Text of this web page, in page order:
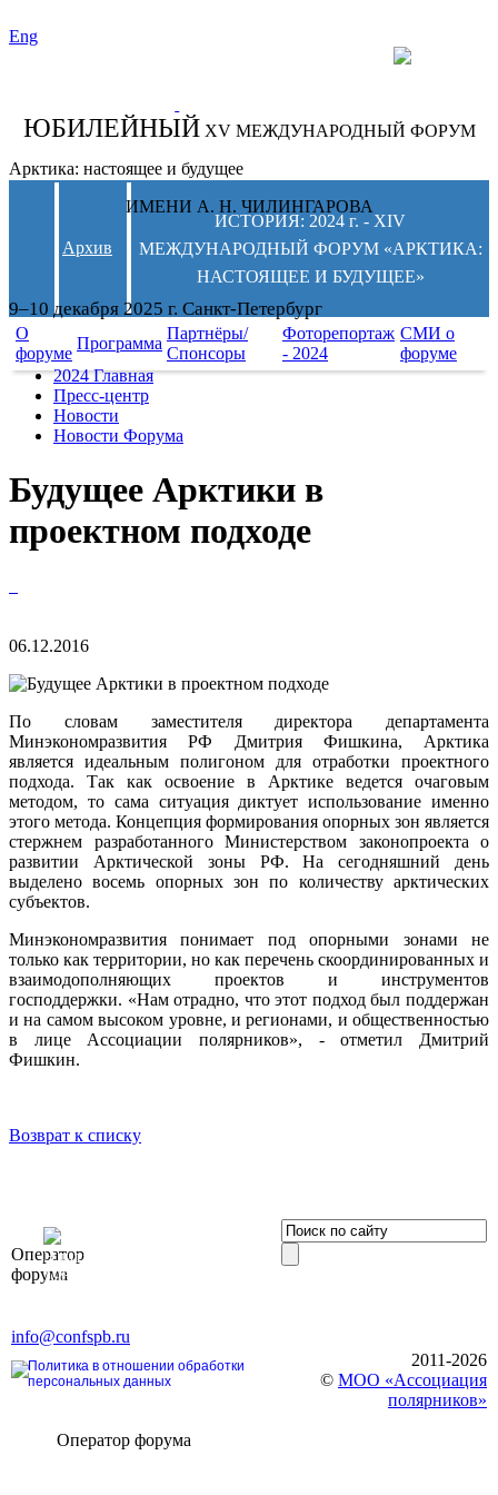
Eng
ЮБИЛЕЙНЫЙ XV МЕЖДУНАРОДНЫЙ ФОРУМ
Арктика: настоящее и будущее
ИМЕНИ А. Н. ЧИЛИНГАРОВА
9–10 декабря 2025 г. Санкт-Петербург
Архив
ИСТОРИЯ: 2024 г. - XIV
МЕЖДУНАРОДНЫЙ ФОРУМ «АРКТИКА:
НАСТОЯЩЕЕ И БУДУЩЕЕ»
О
форуме
Программа
Партнёры/
Спонсоры
Фоторепортаж
- 2024
СМИ о
форуме
2024 Главная
Пресс-центр
Новости
Новости Форума
Будущее Арктики в
проектном подходе
06.12.2016
По словам заместителя директора департамента
Минэкономразвития РФ Дмитрия Фишкина, Арктика
является идеальным полигоном для отработки проектного
подхода. Так как освоение в Арктике ведется очаговым
методом, то сама ситуация диктует использование именно
этого метода. Концепция формирования опорных зон является
стержнем разработанного Министерством законопроекта о
развитии Арктической зоны РФ. На сегодняшний день
выделено восемь опорных зон по количеству арктических
субъектов.
Минэкономразвития понимает под опорными зонами не
только как территории, но как перечень скоординированных и
взаимодополняющих проектов и инструментов
господдержки. «Нам отрадно, что этот подход был поддержан
и на самом высоком уровне, и регионами, и общественностью
в лице Ассоциации полярников», - отметил Дмитрий
Фишкин.
Возврат к списку
Оператор
форума
Элит»
196191, г. Санкт-Петербург,
info@confspb.ru
Политика в отношении обработки
персональных данных
2011-2026
© МОО «Ассоциация
полярников»
Оператор форума